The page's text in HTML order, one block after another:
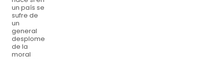
un país se
sufre de
un
general
desplome
de la
moral